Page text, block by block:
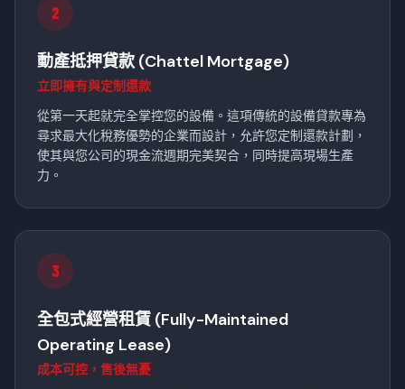
2
動產抵押貸款 (Chattel Mortgage)
立即擁有與定制還款
從第一天起就完全掌控您的設備。這項傳統的設備貸款專為
尋求最大化稅務優勢的企業而設計，允許您定制還款計劃，
使其與您公司的現金流週期完美契合，同時提高現場生產
力。
3
全包式經營租賃 (Fully-Maintained
Operating Lease)
成本可控，售後無憂